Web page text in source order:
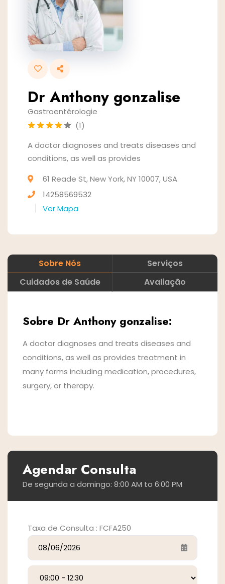
Dr Anthony gonzalise
Gastroentérologie
(1)
A doctor diagnoses and treats diseases and
conditions, as well as provides
61 Reade St, New York, NY 10007, USA
14258569532
Ver Mapa
Sobre Nós
Serviços
Cuidados de Saúde
Avaliação
Sobre Dr Anthony gonzalise:
A doctor diagnoses and treats diseases and
conditions, as well as provides treatment in
many forms including medication, procedures,
surgery, or therapy.
Agendar Consulta
De segunda a domingo: 8:00 AM to 6:00 PM
Taxa de Consulta : FCFA250